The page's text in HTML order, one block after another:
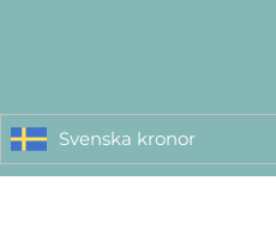
Svenska kronor